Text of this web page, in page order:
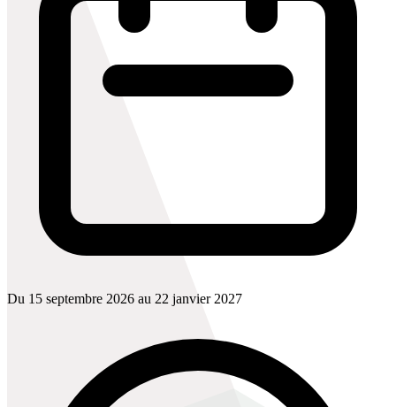
Du 15 septembre 2026 au 22 janvier 2027